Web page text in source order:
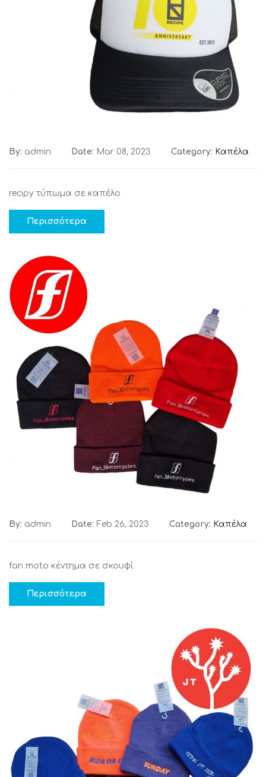
By: admin Date: Mar 08, 2023 Category: Καπέλα
recipy τύπωμα σε καπέλο
Περισσότερα
By: admin Date: Feb 26, 2023 Category: Καπέλα
fan moto κέντημα σε σκουφί
Περισσότερα